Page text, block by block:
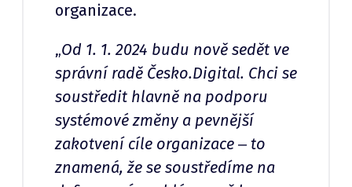
organizace.
„Od 1. 1. 2024 budu nově sedět ve
správní radě Česko.Digital. Chci se
soustředit hlavně na podporu
systémové změny a pevnější
zakotvení cíle organizace ‒ to
znamená, že se soustředíme na